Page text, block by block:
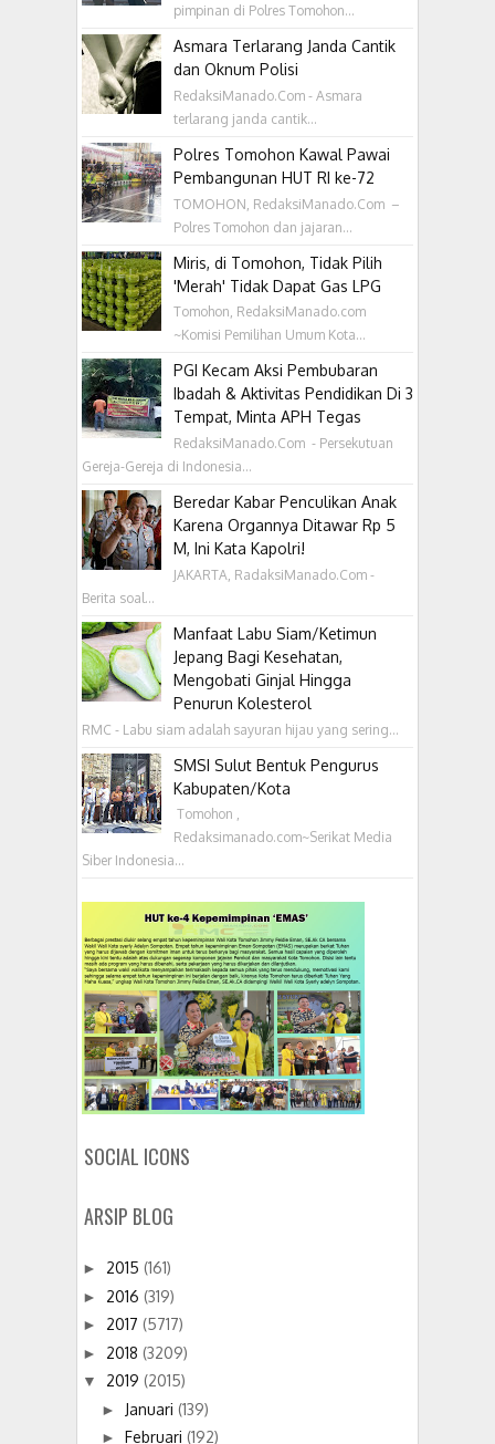
pimpinan di Polres Tomohon...
Asmara Terlarang Janda Cantik
dan Oknum Polisi
RedaksiManado.Com - Asmara
terlarang janda cantik...
Polres Tomohon Kawal Pawai
Pembangunan HUT RI ke-72
TOMOHON, RedaksiManado.Com –
Polres Tomohon dan jajaran...
Miris, di Tomohon, Tidak Pilih
'Merah' Tidak Dapat Gas LPG
Tomohon, RedaksiManado.com
~Komisi Pemilihan Umum Kota...
PGI Kecam Aksi Pembubaran
Ibadah & Aktivitas Pendidikan Di 3
Tempat, Minta APH Tegas
RedaksiManado.Com - Persekutuan
Gereja-Gereja di Indonesia...
Beredar Kabar Penculikan Anak
Karena Organnya Ditawar Rp 5
M, Ini Kata Kapolri!
JAKARTA, RadaksiManado.Com -
Berita soal...
Manfaat Labu Siam/Ketimun
Jepang Bagi Kesehatan,
Mengobati Ginjal Hingga
Penurun Kolesterol
RMC - Labu siam adalah sayuran hijau yang sering...
SMSI Sulut Bentuk Pengurus
Kabupaten/Kota
‎ Tomohon ,
Redaksimanado.com~Serikat Media
Siber Indonesia...
SOCIAL ICONS
ARSIP BLOG
► 2015 (161)
► 2016 (319)
► 2017 (5717)
► 2018 (3209)
▼ 2019 (2015)
► Januari (139)
► Februari (192)